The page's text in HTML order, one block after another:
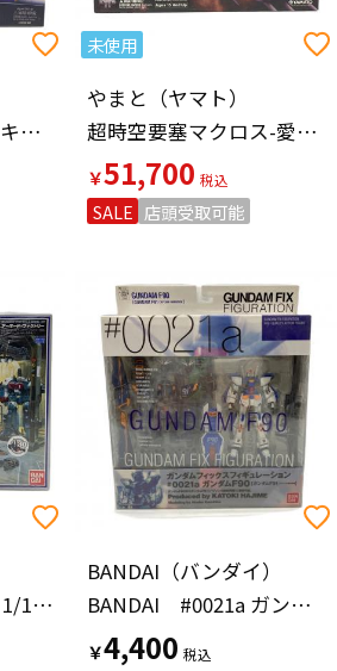
完全変形 VF-1S バルキリー ロイ・フォッカー機
未使用
やまと（ヤマト）
超時空要塞マクロス-愛・おぼえていますか- 1/3000 完全変形 SDF-1 マクロス フィギュア
￥51,700
SALE 店頭受取可能
超時空要塞マクロス 1/100 アーマード・ファクトリー ジオラマベース シュリンクヤブレ有
BANDAI（バンダイ）
BANDAI #0021a ガンダムF90【ガンダムF91 ハリソン大尉専用機】 ガンダムフィックスフィギュレーション
￥4,400